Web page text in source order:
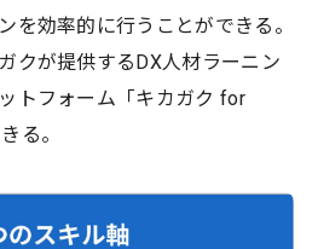
を効率的に行うことができる。
クが提供するDX人材ラーニン
トフォーム「キカガク for
る。